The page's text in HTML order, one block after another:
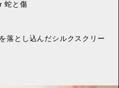
蛇と傷
落とし込んだシルクスクリー